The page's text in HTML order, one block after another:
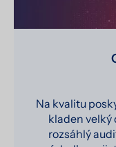
Na kvalitu
kladen velký
rozsáhlý